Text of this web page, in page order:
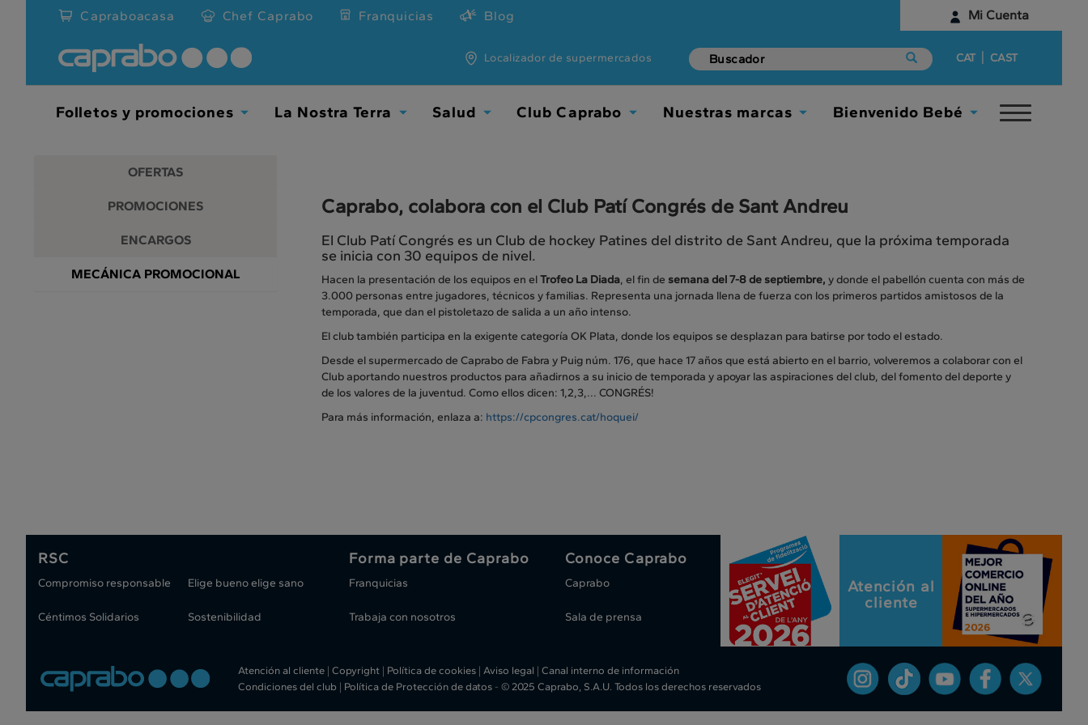
Promociones
descuentos
supermercados
Mi Cuenta
Identifícate
Empieza aquí
Capraboacasa Chef Caprabo Franquicias Blog
Localizador de supermercados CAT | CAST
Folletos y promociones La Nostra Terra Salud Club Caprabo Nuestras marcas Bienvenido Bebé
Toggle
OFERTAS
PROMOCIONES
ENCARGOS
MECÁNICA PROMOCIONAL
Caprabo, colabora con el Club Patí Congrés de Sant Andreu
El Club Patí Congrés es un Club de hockey Patines del distrito de Sant Andreu, que la próxima temporada
se inicia con 30 equipos de nivel.
Hacen la presentación de los equipos en elTrofeo La Diada, el fin de semana del 7-8 de septiembre, y donde el pabellón cuenta con más de
3.000 personas entre jugadores, técnicos y familias. Representa una jornada llena de fuerza con los primeros partidos amistosos de la
temporada, que dan el pistoletazo de salida a un año intenso.
El club también participa en la exigente categoría OK Plata, donde los equipos se desplazan para batirse por todo el estado.
Desde el supermercado de Caprabo de Fabra y Puig núm. 176, que hace 17 años que está abierto en el barrio, volveremos a colaborar con el
Club aportando nuestros productos para añadirnos a su inicio de temporada y apoyar las aspiraciones del club, del fomento del deporte y
de los valores de la juventud. Como ellos dicen: 1,2,3,... CONGRÉS!
Para más información, enlaza a: https://cpcongres.cat/hoquei/
RSC
Compromiso responsable
Céntimos Solidarios
Elige bueno elige sano
Sostenibilidad
Forma parte de Caprabo
Franquicias
Trabaja con nosotros
Conoce Caprabo
Caprabo
Sala de prensa
Atención al
cliente
Atención al cliente | Copyright | Política de cookies | Aviso legal | Canal interno de información
Condiciones del club | Política de Protección de datos - © 2025 Caprabo, S.A.U. Todos los derechos reservados